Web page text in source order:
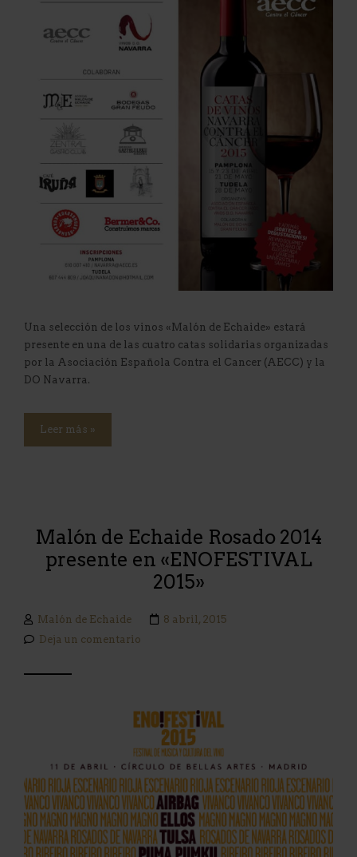
Una selección de los vinos «Malón de Echaide» estará
presente en una de las cuatro catas solidarias organizadas
por la Asociación Española Contra el Cancer (AECC) y la
DO Navarra.
Leer más »
Malón de Echaide Rosado 2014
presente en «ENOFESTIVAL
2015»
Malón de Echaide
8 abril, 2015
Deja un comentario